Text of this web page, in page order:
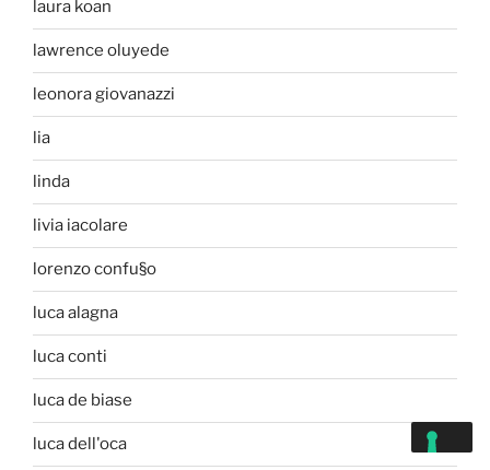
laura koan
lawrence oluyede
leonora giovanazzi
lia
linda
livia iacolare
lorenzo confu§o
luca alagna
luca conti
luca de biase
luca dell'oca